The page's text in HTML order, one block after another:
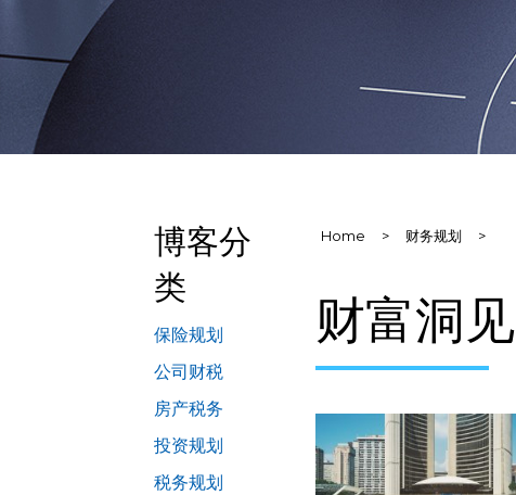
博客分
类
保险规划
公司财税
房产税务
投资规划
税务规划
Home > 财务规划 >
财富洞见